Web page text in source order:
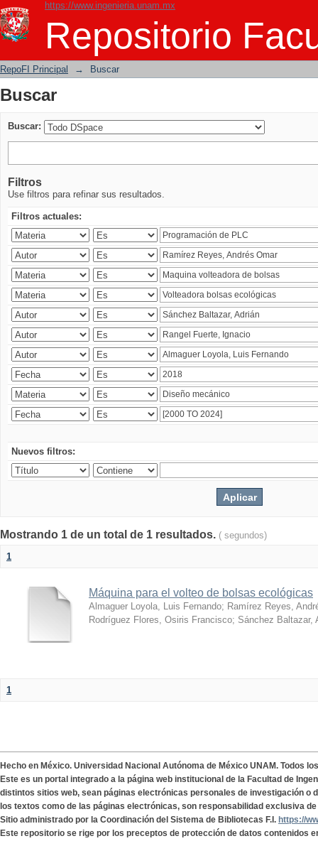
https://www.ingenieria.unam.mx
Repositorio
Buscar
RepoFI Principal → Buscar
Buscar
Buscar:
Filtros
Use filtros para refinar sus resultados.
Filtros actuales:
Nuevos filtros:
Mostrando 1 de un total de 1 resultados. ( segundos)
1
Máquina para el volteo de bolsas ecológicas
Almaguer Loyola, Luis Fernando; Ramírez Reyes,
Rodríguez Flores, Osiris Francisco; Sánchez Baltazar,
1
Hecho en México. Universidad Nacional Autónoma de México UNAM. Todos
Este es un portal integrado a la página web institucional de la Facultad de
distintos sitios web, sean páginas electrónicas personales de investigación o
los textos como de las páginas electrónicas, son responsabilidad exclusiva
Sitio administrado por la Coordinación del Sistema de Bibliotecas F.I. https://
Este repositorio se rige por los preceptos de protección de datos contenidos